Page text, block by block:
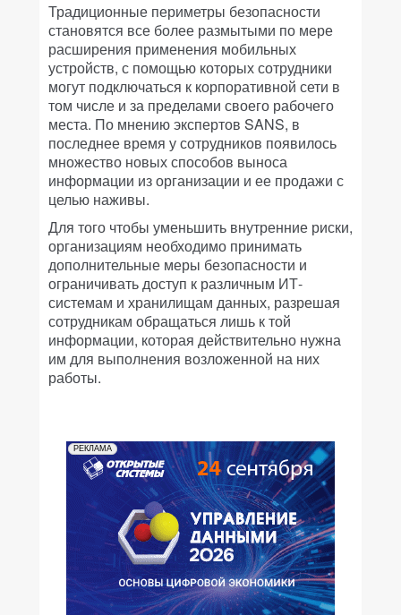
Традиционные периметры безопасности
становятся все более размытыми по мере
расширения применения мобильных
устройств, с помощью которых сотрудники
могут подключаться к корпоративной сети в
том числе и за пределами своего рабочего
места. По мнению экспертов SANS, в
последнее время у сотрудников появилось
множество новых способов выноса
информации из организации и ее продажи с
целью наживы.
Для того чтобы уменьшить внутренние риски,
организациям необходимо принимать
дополнительные меры безопасности и
ограничивать доступ к различным ИТ-
системам и хранилищам данных, разрешая
сотрудникам обращаться лишь к той
информации, которая действительно нужна
им для выполнения возложенной на них
работы.
РЕКЛАМА